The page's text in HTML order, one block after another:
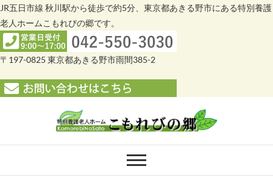
JR五日市線 秋川駅から徒歩で約5分、東京都あきる野市にある特別養護
老人ホームこもれびの郷です。
〒197-0825 東京都あきる野市雨間385-2
特別養護老人ホー
ム こもれびの郷